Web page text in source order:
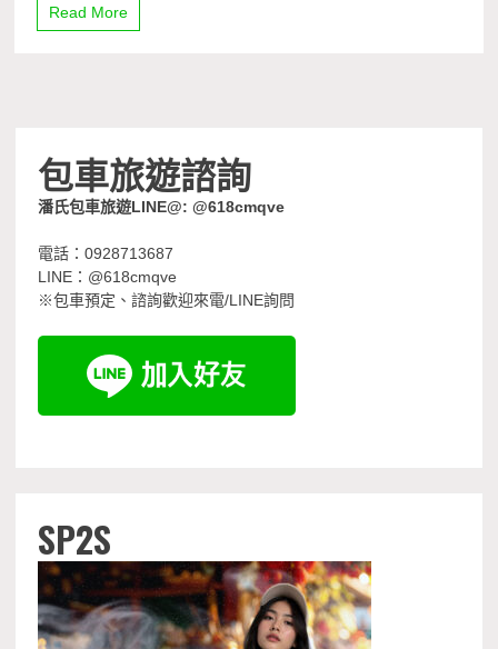
Read More
包車旅遊諮詢
潘氏包車旅遊LINE@: @618cmqve
電話：0928713687
LINE：@618cmqve
※包車預定、諮詢歡迎來電/LINE詢問
SP2S